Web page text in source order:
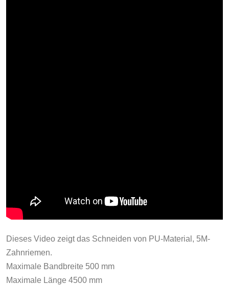
Dieses Video zeigt das Schneiden von PU-Material, 5M-
Zahnriemen.
Maximale Bandbreite 500 mm
Maximale Länge 4500 mm